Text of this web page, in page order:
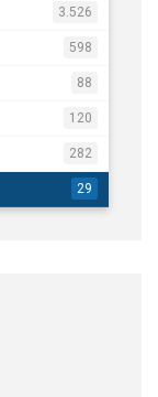
3.526
598
88
120
282
29